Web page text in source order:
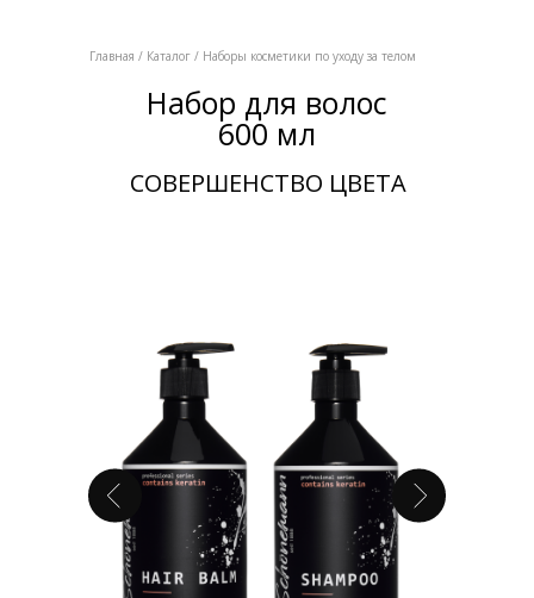
Главная / Каталог / Наборы косметики по уходу за телом
Набор для волос
600 мл
СОВЕРШЕНСТВО ЦВЕТА